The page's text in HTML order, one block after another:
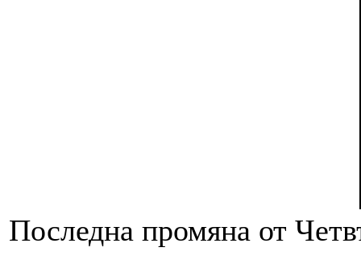
Последна промяна от